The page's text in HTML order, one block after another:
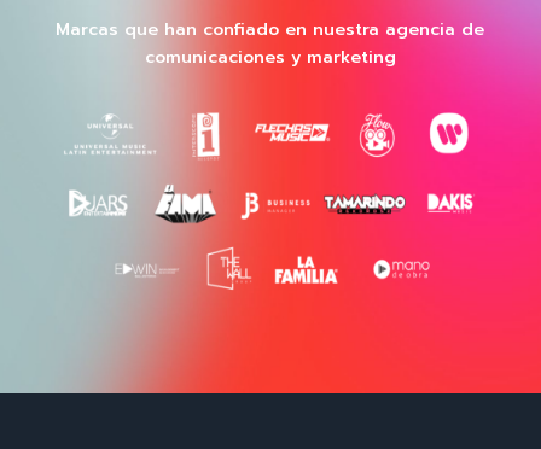
Marcas que han confiado en nuestra agencia de
comunicaciones y marketing